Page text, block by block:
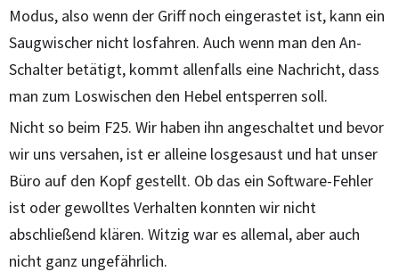
Modus, also wenn der Griff noch eingerastet ist, kann ein
Saugwischer nicht losfahren. Auch wenn man den An-
Schalter betätigt, kommt allenfalls eine Nachricht, dass
man zum Loswischen den Hebel entsperren soll.
Nicht so beim F25. Wir haben ihn angeschaltet und bevor
wir uns versahen, ist er alleine losgesaust und hat unser
Büro auf den Kopf gestellt. Ob das ein Software-Fehler
ist oder gewolltes Verhalten konnten wir nicht
abschließend klären. Witzig war es allemal, aber auch
nicht ganz ungefährlich.